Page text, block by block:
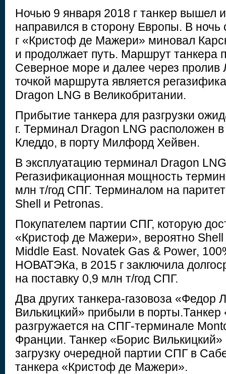
Ночью 9 января 2018 г танкер вышел
направился в сторону Европы. В ночь
г «Кристоф де Мажери» миновал
и продолжает путь. Маршрут танкера
Северное море и далее через
точкой маршрута является
Dragon LNG в Великобритании.
Прибытие танкера для разгрузки
г. Терминал Dragon LNG расположен в
Кледдо, в порту Милфорд Хейвен.
В эксплуатацию терминал Dragon
Регазификационная мощность
млн т/год СПГ. Терминалом на
Shell и Petronas.
Покупателем партии СПГ, которую
«Кристоф де Мажери», вероятно
Middle East. Novatek Gas & Power,
НОВАТЭКа, в 2015 г заключила
на поставку 0,9 млн т/год СПГ.
Два других танкера-газовоза «Федор
Вилькицкий» прибыли в
разгружается на СПГ-терминале
Франции. Танкер «Борис Вилькицкий»
загрузку очередной партии СПГ в
танкера «Кристоф де Мажери».